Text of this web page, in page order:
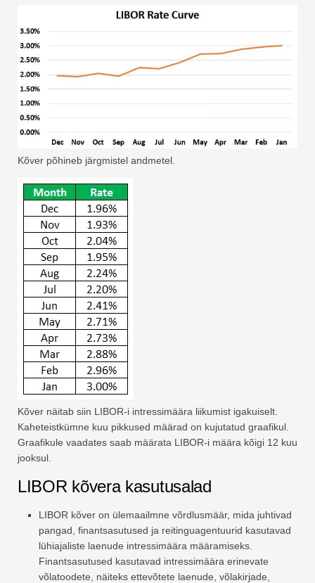
Kõver põhineb järgmistel andmetel.
Kõver näitab siin LIBOR-i intressimäära liikumist igakuiselt.
Kaheteistkümne kuu pikkused määrad on kujutatud graafikul.
Graafikule vaadates saab määrata LIBOR-i määra kõigi 12 kuu
jooksul.
LIBOR kõvera kasutusalad
LIBOR kõver on ülemaailmne võrdlusmäär, mida juhtivad
pangad, finantsasutused ja reitinguagentuurid kasutavad
lühiajaliste laenude intressimäära määramiseks.
Finantsasutused kasutavad intressimäära erinevate
võlatoodete, näiteks ettevõtete laenude, võlakirjade,